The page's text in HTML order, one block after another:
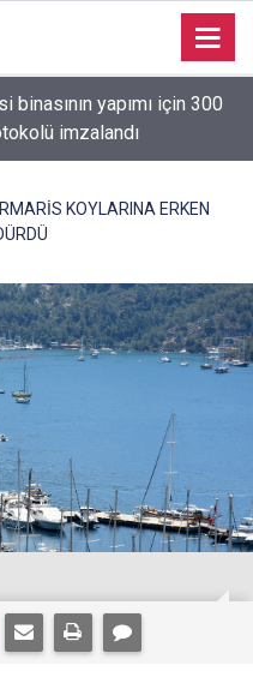
hem formda
KOYLARINA ERKEN